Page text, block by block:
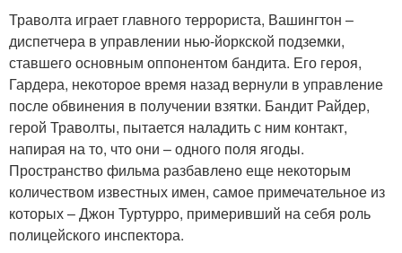
Траволта играет главного террориста, Вашингтон –
диспетчера в управлении нью-йоркской подземки,
ставшего основным оппонентом бандита. Его героя,
Гардера, некоторое время назад вернули в управление
после обвинения в получении взятки. Бандит Райдер,
герой Траволты, пытается наладить с ним контакт,
напирая на то, что они – одного поля ягоды.
Пространство фильма разбавлено еще некоторым
количеством известных имен, самое примечательное из
которых – Джон Туртурро, примеривший на себя роль
полицейского инспектора.